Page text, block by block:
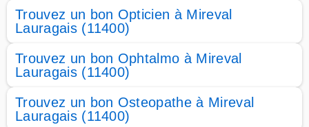
Trouvez un bon Opticien à Mireval
Lauragais (11400)
Trouvez un bon Ophtalmo à Mireval
Lauragais (11400)
Trouvez un bon Osteopathe à Mireval
Lauragais (11400)